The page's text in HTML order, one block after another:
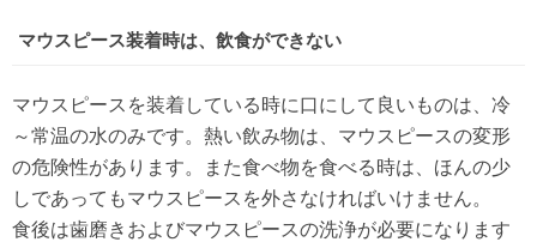
マウスピース装着時は、飲食ができない
マウスピースを装着している時に口にして良いものは、冷
～常温の水のみです。熱い飲み物は、マウスピースの変形
の危険性があります。また食べ物を食べる時は、ほんの少
しであってもマウスピースを外さなければいけません。
食後は歯磨きおよびマウスピースの洗浄が必要になります